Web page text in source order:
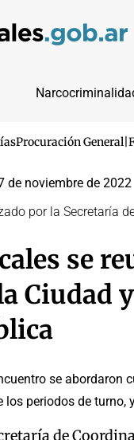
Procuración General
de noviembre de 2022
por la Secretaría
se
Ciudad
se abordaron
los periodos de turno,
de